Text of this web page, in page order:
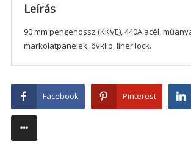
Leírás
90 mm pengehossz (KKVE), 440A acél,
markolatpanelek, övklip, liner lock.
Facebook Pinterest